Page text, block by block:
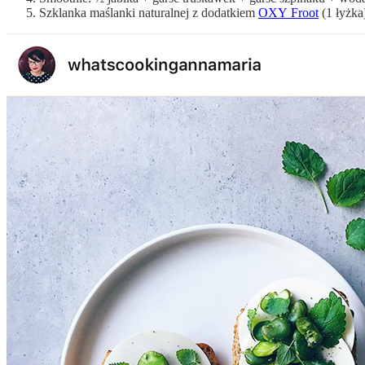
Szklanka maślanki naturalnej z dodatkiem OXY Froot(1